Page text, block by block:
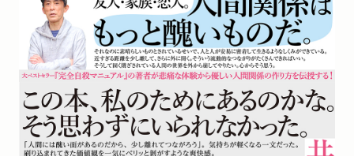
WEB2022/10/11
日経クロストレンドに著者インタビューが掲載されまし
た。
WEB 2022/10/08
東洋経済オンラインに著者インタビューが掲載されまし
た。（書き手：村田らむさん）「｢完全自殺マニュアル｣書い